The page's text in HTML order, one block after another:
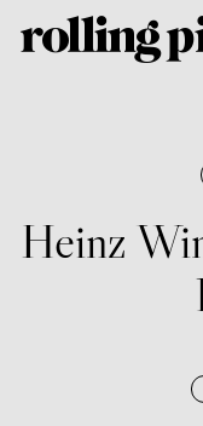
Heinz